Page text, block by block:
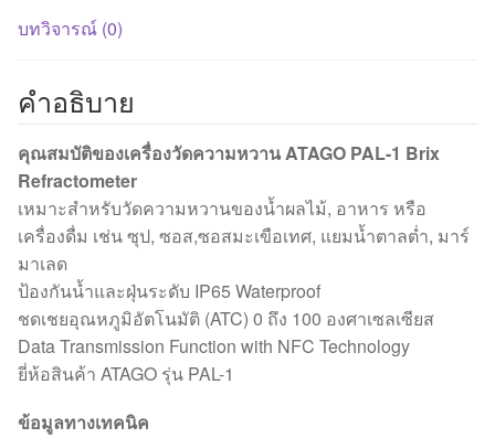
บทวิจารณ์ (0)
คำอธิบาย
คุณสมบัติของเครื่องวัดความหวาน ATAGO PAL-1 Brix
Refractometer
เหมาะสำหรับวัดความหวานของน้ำผลไม้, อาหาร หรือ
เครื่องดื่ม เช่น ซุป, ซอส,ซอสมะเขือเทศ, แยมน้ำตาลต่ำ, มาร์
มาเลด
ป้องกันน้ำและฝุ่นระดับ IP65 Waterproof
ชดเชยอุณหภูมิอัตโนมัติ (ATC) 0 ถึง 100 องศาเซลเซียส
Data Transmission Function with NFC Technology
ยี่ห้อสินค้า ATAGO รุ่น PAL-1
ข้อมูลทางเทคนิค